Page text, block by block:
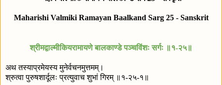
Maharishi Valmiki Ramayan Baalkand Sarg 25 - Sanskrit
श्रीमद्वाल्मीकियरामायणे बालकाण्डे पञ्चविंशः सर्गः ॥१-२५॥
अथ तस्याप्रमेयस्य मुनेर्वचनमुत्तमम्।
श्रुत्वा पुरुषशार्दूलः प्रत्युवाच शुभां गिरम् ॥१-२५-१॥